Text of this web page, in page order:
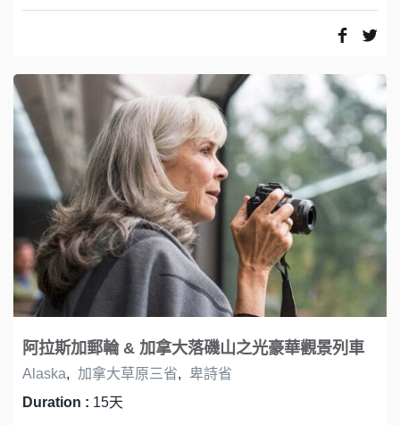
阿拉斯加郵輪 & 加拿大落磯山之光豪華觀景列車
Alaska, 加拿大草原三省,
卑詩省
Duration : 15天